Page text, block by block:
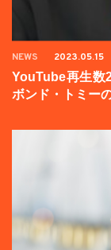
NEWS 2023.05.15
YouTube再生数
ボンド・トミー